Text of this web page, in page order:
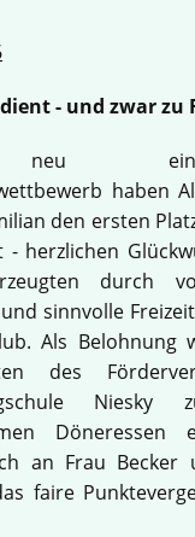
- und zwar zu
haben
den ersten
- herzlichen
durch
sinnvolle
Als Belohnung
des
Niesky
Döneressen
an Frau Becker
faire